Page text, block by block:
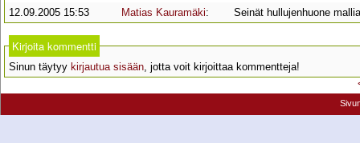
12.09.2005 15:53
Matias Kauramäki: Seinät hullujenhuone
Kirjoita kommentti
Sinun täytyy kirjautua sisään, jotta voit kirjoittaa kommentteja!